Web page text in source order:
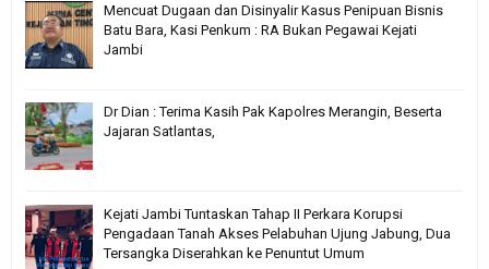
Mencuat Dugaan dan Disinyalir Kasus Penipuan Bisnis
Batu Bara, Kasi Penkum : RA Bukan Pegawai Kejati
Jambi
Dr Dian : Terima Kasih Pak Kapolres Merangin, Beserta
Jajaran Satlantas,
Kejati Jambi Tuntaskan Tahap II Perkara Korupsi
Pengadaan Tanah Akses Pelabuhan Ujung Jabung, Dua
Tersangka Diserahkan ke Penuntut Umum